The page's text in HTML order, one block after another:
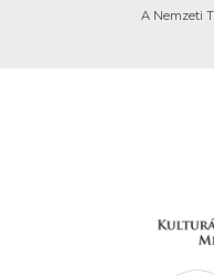
A Nemzeti